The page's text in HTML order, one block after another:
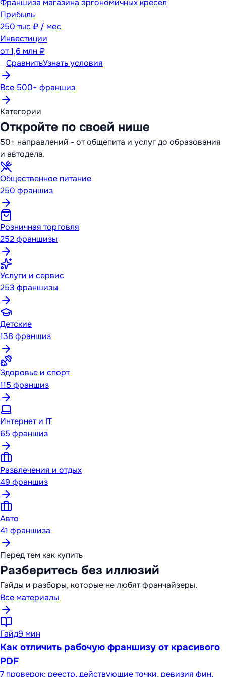
Франшиза магазина эргономичных кресел
Прибыль
250 тыс ₽ / мес
Инвестиции
от1,6 млн ₽
СравнитьУзнать условия
Все 500+ франшиз
Категории
Откройте по своей нише
50+ направлений - от общепита и услуг до образования
и автодела.
Общественное питание
250 франшиз
Розничная торговля
252франшизы
Услуги и сервис
253 франшизы
Детские
138 франшиз
Здоровье и спорт
115 франшиз
Интернет и IT
65 франшиз
Развлечения и отдых
49 франшиз
Авто
41 франшиза
Перед тем как купить
Разберитесь без иллюзий
Гайды и разборы, которые не любят франчайзеры.
Все материалы
Гайд9 мин
Как отличить рабочую франшизу от красивого
PDF
7 проверок: реестр, действующие точки, ревизия фин.